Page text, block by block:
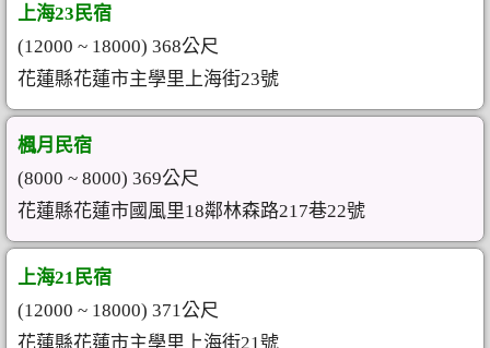
上海23民宿
(12000 ~ 18000) 368公尺
花蓮縣花蓮市主學里上海街23號
楓月民宿
(8000 ~ 8000) 369公尺
花蓮縣花蓮市國風里18鄰林森路217巷22號
上海21民宿
(12000 ~ 18000) 371公尺
花蓮縣花蓮市主學里上海街21號